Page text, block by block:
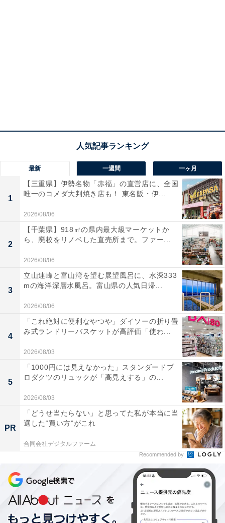
最新 一週間 一ヶ月
1
【三重県】伊勢名物「赤福」の直営店に、全国
唯一のコメダ大判焼き店も！ 東名阪・伊...
2026/08/06
2
【千葉県】918㎡の県内最大級マーケットか
ら、廃校をリノベした直売所まで。ファー...
2026/08/06
3
立山連峰と富山湾を望む展望風呂に、水深333
mの海洋深層水風呂。富山県の人気日帰...
2026/08/06
4
「これ絶対に便利なやつや」ダイソーの折り畳
み式ランドリーバスケットが高評価「使わ...
2026/08/03
5
「1000円には見えなかった」スタンダードプ
ロダクツのリュックが「高見えする」の...
2026/08/03
PR
「どうせ当たらない」と思ってた私が本当に当
選した“買い方”がこれ
合同会社デジタルファーム
Recommended by